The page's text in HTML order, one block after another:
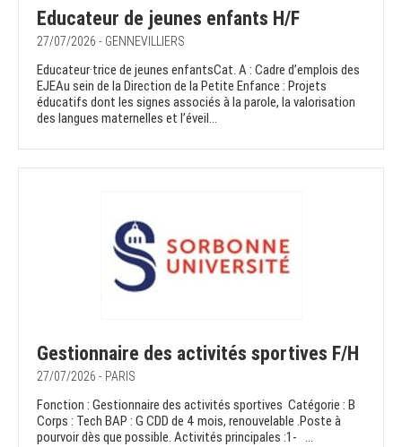
Educateur de jeunes enfants H/F
27/07/2026 - GENNEVILLIERS
Educateur·trice de jeunes enfantsCat. A : Cadre d’emplois des
EJEAu sein de la Direction de la Petite Enfance : Projets
éducatifs dont les signes associés à la parole, la valorisation
des langues maternelles et l’éveil...
Gestionnaire des activités sportives F/H
27/07/2026 - PARIS
Fonction : Gestionnaire des activités sportives Catégorie : B
Corps : Tech BAP : G CDD de 4 mois, renouvelable .Poste à
pourvoir dès que possible. Activités principales :1- ...